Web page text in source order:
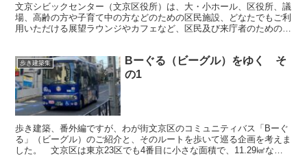
文京シビックセンター（文京区役所）は、大・小ホール、区役所、議
場、高齢の方や子育て中の方などのための区民施設、どなたでもご利
用いただける展望ラウンジやカフェなど、区民及び来庁者のための複
歩き建築集
Bーぐる（ビーグル）をゆく そ
の1
歩き建築、番外編ですが、わが街文京区のコミュニティバス「Bーぐ
る」（ビーグル）のご紹介と、そのルートを歩いて巡る企画を考えま
した。 文京区は東京23区でも4番目に小さな面積で、11.29㎢なの